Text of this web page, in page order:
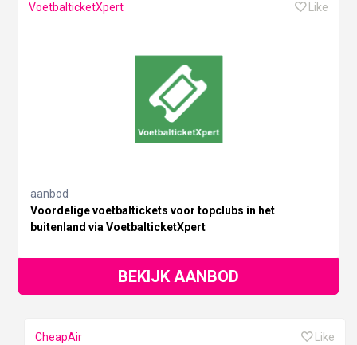
VoetbalticketXpert Like
aanbod
Voordelige voetbaltickets voor topclubs in het
buitenland via VoetbalticketXpert
BEKIJK AANBOD
CheapAir Like